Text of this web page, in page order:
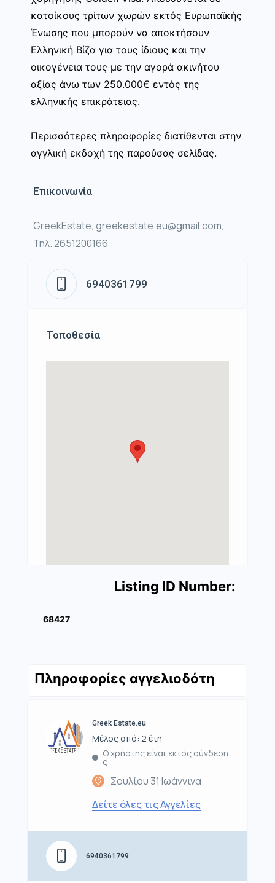
κατοίκους τρίτων χωρών εκτός Ευρωπαϊκής
Ένωσης που μπορούν να αποκτήσουν
Ελληνική Βίζα για τους ίδιους και την
οικογένεια τους με την αγορά ακινήτου
αξίας άνω των 250.000€ εντός της
ελληνικής επικράτειας.
Περισσότερες πληροφορίες διατίθενται στην
αγγλική εκδοχή της παρούσας σελίδας.
Επικοινωνία
GreekEstate, greekestate.eu@gmail.com,
Τηλ. 2651200166
6940361799
Τοποθεσία
Listing ID Number:
68427
Πληροφορίες αγγελιοδότη
Greek Estate.eu
Μέλος από: 2 έτη
Ο χρήστης είναι εκτός σύνδεση
ς
Σουλίου 31 Ιωάννινα
Δείτε όλες τις Αγγελίες
6940361799